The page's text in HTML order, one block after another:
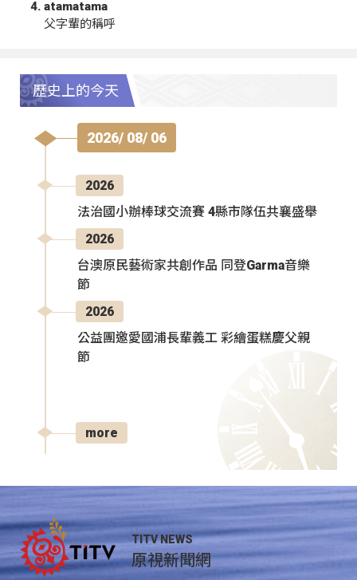
atamatama
父字輩的稱呼
歷史上的今天
2026/ 08/ 06
2026
法治國小辦棒球交流賽 4縣市隊伍共襄盛舉
2026
台澳原民藝術家共創作品 同登Garma音樂
節
2026
公益團邀愛國浦長輩義工 彩繪蛋糕慶父親
節
more
TITV NEWS
原視新聞網